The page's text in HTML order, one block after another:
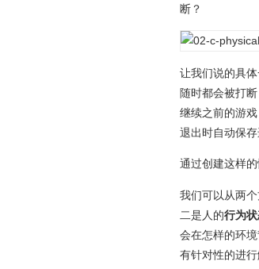
断？
让我们说的具
随时都会被打
继续之前的游
退出时自动保存
通过创建这样
我们可以从两
二是人的行为
会在怎样的环
有针对性的进行